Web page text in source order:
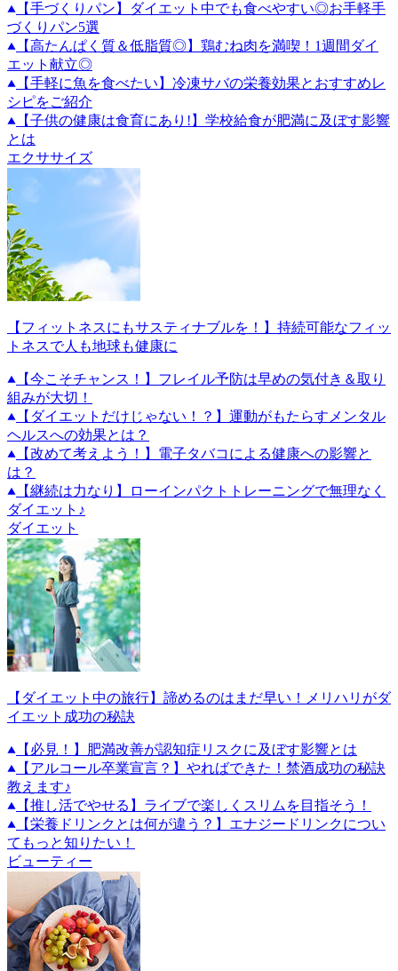
【手づくりパン】ダイエット中でも食べやすい◎お手軽手
づくりパン5選
【高たんぱく質＆低脂質◎】鶏むね肉を満喫！1週間ダイ
エット献立◎
【手軽に魚を食べたい】冷凍サバの栄養効果とおすすめレ
シピをご紹介
【子供の健康は食育にあり!】学校給食が肥満に及ぼす影響
とは
エクササイズ
【フィットネスにもサスティナブルを！】持続可能なフィッ
トネスで人も地球も健康に
【今こそチャンス！】フレイル予防は早めの気付き＆取り
組みが大切！
【ダイエットだけじゃない！？】運動がもたらすメンタル
ヘルスへの効果とは？
【改めて考えよう！】電子タバコによる健康への影響と
は？
【継続は力なり】ローインパクトトレーニングで無理なく
ダイエット♪
ダイエット
【ダイエット中の旅行】諦めるのはまだ早い！メリハリがダ
イエット成功の秘訣
【必見！】肥満改善が認知症リスクに及ぼす影響とは
【アルコール卒業宣言？】やればできた！禁酒成功の秘訣
教えます♪
【推し活でやせる】ライブで楽しくスリムを目指そう！
【栄養ドリンクとは何が違う？】エナジードリンクについ
てもっと知りたい！
ビューティー